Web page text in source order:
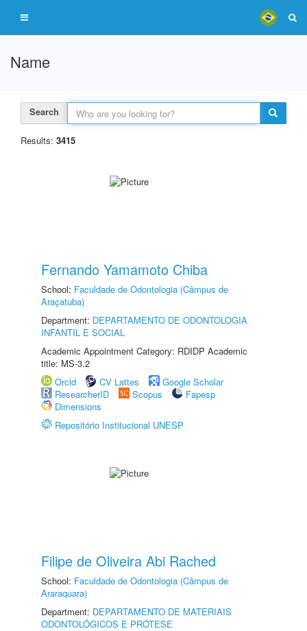
Name
Search
Results: 3415
Fernando Yamamoto Chiba
School: Faculdade de Odontologia (Câmpus de
Araçatuba)
Department: DEPARTAMENTO DE ODONTOLOGIA
INFANTIL E SOCIAL
Academic Appointment Category: RDIDP Academic
title: MS-3.2
Orcid
CV Lattes
Google Scholar
ResearcherID
Scopus
Fapesp
Dimensions
Repositório Institucional UNESP
Filipe de Oliveira Abi Rached
School: Faculdade de Odontologia (Câmpus de
Araraquara)
Department: DEPARTAMENTO DE MATERIAIS
ODONTOLÓGICOS E PRÓTESE